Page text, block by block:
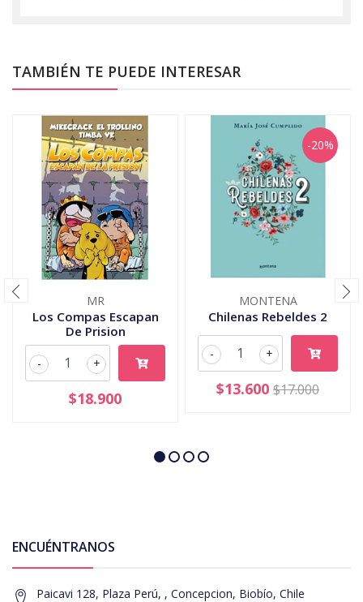
TAMBIÉN TE PUEDE INTERESAR
MR
Los Compas Escapan
De Prision
+
-
$18.900
-20%
MONTENA
Chilenas Rebeldes 2
+
-
$13.600 $17.000
ENCUÉNTRANOS
Paicavi 128, Plaza Perú, , Concepcion, Biobío, Chile